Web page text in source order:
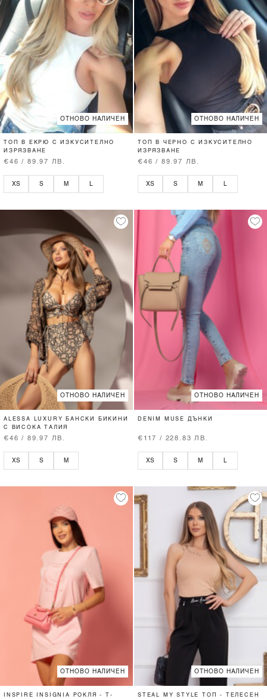
ОТНОВО НАЛИЧЕН
ТОП В ЕКРЮ С ИЗКУСИТЕЛНО
ИЗРЯЗВАНЕ
€46 / 89.97 ЛВ.
XS S M L
ОТНОВО НАЛИЧЕН
ТОП В ЧЕРНО С ИЗКУСИТЕЛНО
ИЗРЯЗВАНЕ
€46 / 89.97 ЛВ.
XS S M L
ОТНОВО НАЛИЧЕН
ALESSA LUXURY БАНСКИ БИКИНИ
С ВИСОКА ТАЛИЯ
€46 / 89.97 ЛВ.
XS S M
ОТНОВО НАЛИЧЕН
DENIM MUSE ДЪНКИ
€117 / 228.83 ЛВ.
XS S M
ОТНОВО НАЛИЧЕН
INSPIRE INSIGNIA РОКЛЯ - T-
ОТНОВО НАЛИЧЕН
STEAL MY STYLE ТОП - ТЕЛЕСЕН